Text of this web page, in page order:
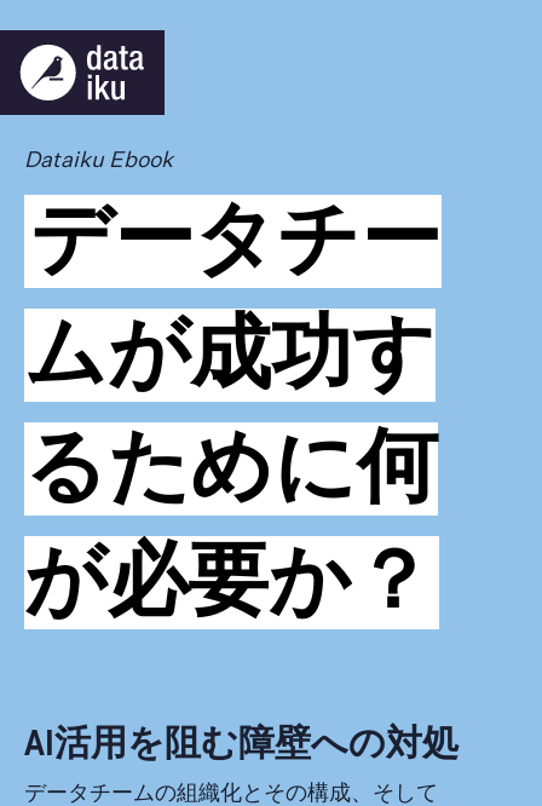
Dataiku Ebook
データチー
ムが成功す
るために何
が必要か？
AI活用を阻む障壁への対処
データチームの組織化とその構成、そして